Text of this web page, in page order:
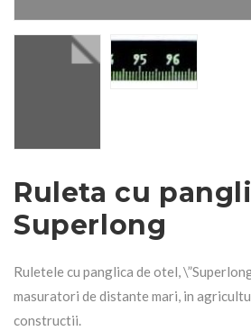
Ruleta cu
Superlong
Ruletele cu panglica de otel,
masuratori de distante mari, in
constructii.